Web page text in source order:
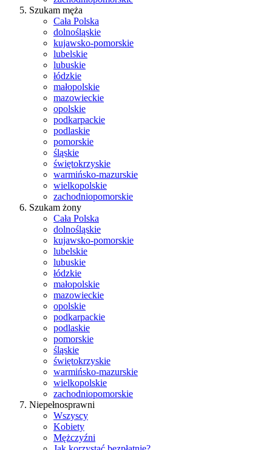
Szukam męża
Cała Polska
dolnośląskie
kujawsko-pomorskie
lubelskie
lubuskie
łódzkie
małopolskie
mazowieckie
opolskie
podkarpackie
podlaskie
pomorskie
śląskie
świętokrzyskie
warmińsko-mazurskie
wielkopolskie
zachodniopomorskie
Szukam żony
Cała Polska
dolnośląskie
kujawsko-pomorskie
lubelskie
lubuskie
łódzkie
małopolskie
mazowieckie
opolskie
podkarpackie
podlaskie
pomorskie
śląskie
świętokrzyskie
warmińsko-mazurskie
wielkopolskie
zachodniopomorskie
Niepełnosprawni
Wszyscy
Kobiety
Mężczyźni